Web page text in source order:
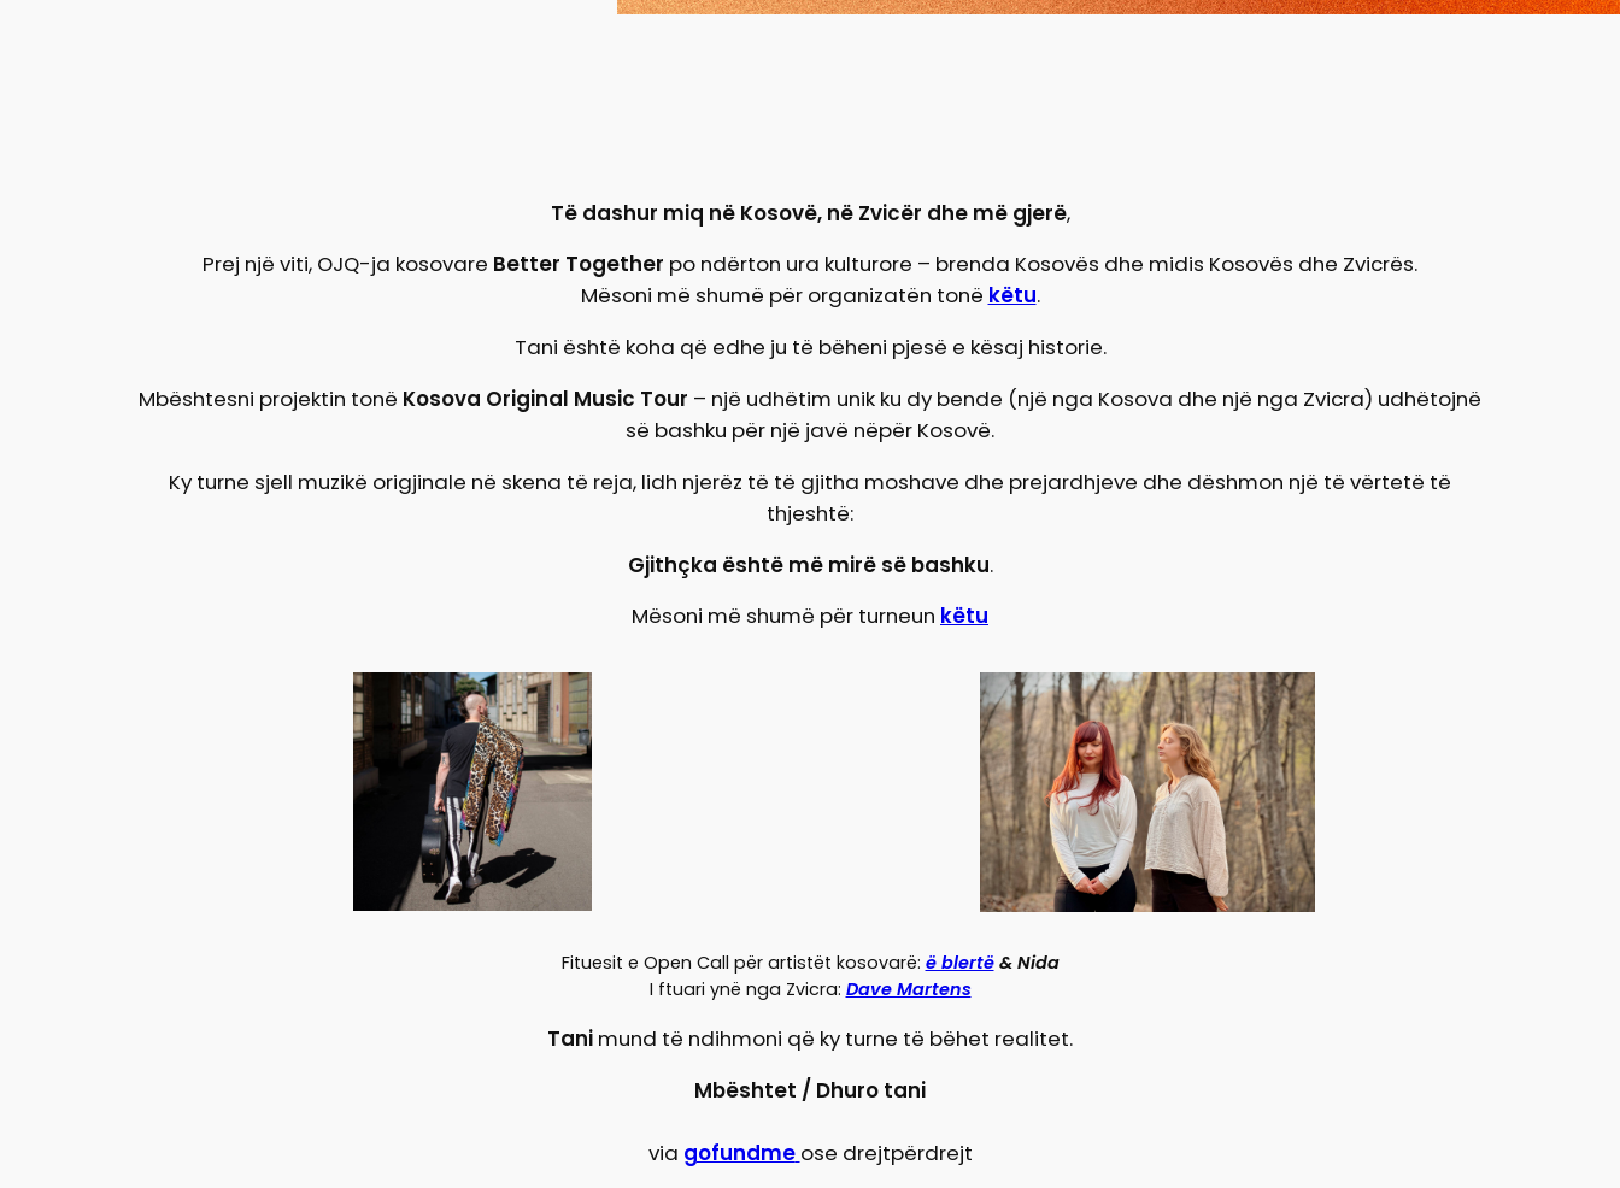
Të dashur miq në Kosovë, në Zvicër dhe më gjerë,
Prej një viti, OJQ-ja kosovare Better Together po ndërton ura kulturore – brenda Kosovës dhe midis Kosovës dhe Zvicrës.
Mësoni më shumë për organizatën tonë këtu.
Tani është koha që edhe ju të bëheni pjesë e kësaj historie.
Mbështesni projektin tonë Kosova Original Music Tour – një udhëtim unik ku dy bende (një nga Kosova dhe një nga Zvicra) udhëtojnë
së bashku për një javë nëpër Kosovë.
Ky turne sjell muzikë origjinale në skena të reja, lidh njerëz të të gjitha moshave dhe prejardhjeve dhe dëshmon një të vërtetë të
thjeshtë:
Gjithçka është më mirë së bashku.
Mësoni më shumë për turneun këtu
Fituesit e Open Call për artistët kosovarë: ë blertë & Nida
I ftuari ynë nga Zvicra: Dave Martens
Tani mund të ndihmoni që ky turne të bëhet realitet.
Mbështet / Dhuro tani
via gofundme ose drejtpërdrejt